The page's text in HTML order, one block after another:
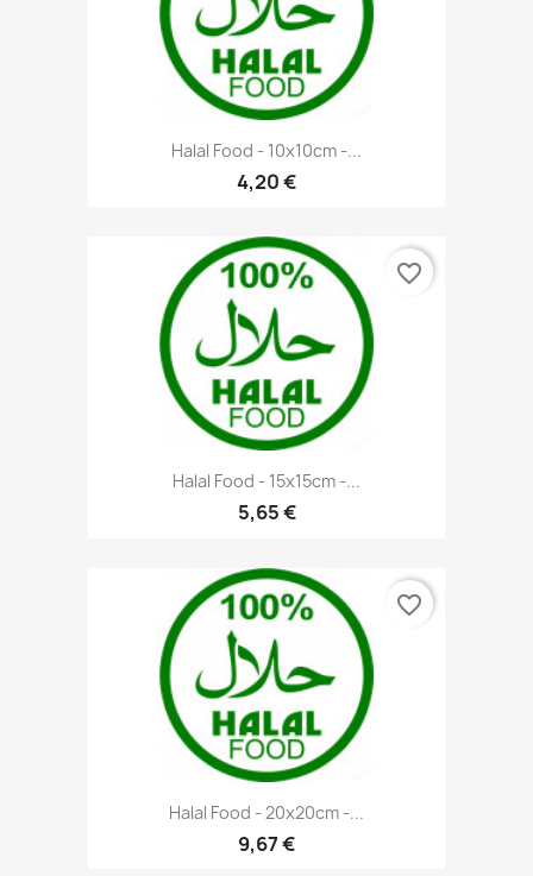
Halal Food - 10x10cm -...
4,20 €
Halal Food - 15x15cm -...
5,65 €
favorite_border
Halal Food - 20x20cm -...
9,67 €
favorite_border